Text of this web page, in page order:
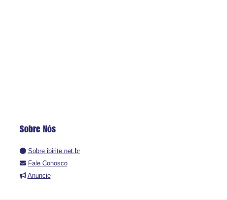
Sobre Nós
Sobre ibirite.net.br
Fale Conosco
Anuncie